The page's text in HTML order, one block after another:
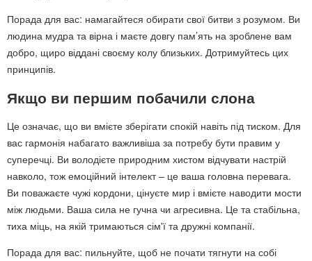
Порада для вас: намагайтеся обирати свої битви з розумом. Ви
людина мудра та вірна і маєте довгу пам’ять на зроблене вам
добро, щиро віддані своєму колу близьких. Дотримуйтесь цих
принципів.
Якщо ви першим побачили слона
Це означає, що ви вмієте зберігати спокій навіть під тиском. Для
вас гармонія набагато важливіша за потребу бути правим у
суперечці. Ви володієте природним хистом відчувати настрій
навколо, тож емоційний інтелект – це ваша головна перевага.
Ви поважаєте чужі кордони, цінуєте мир і вмієте наводити мости
між людьми. Ваша сила не гучна чи агресивна. Це та стабільна,
тиха міць, на якій тримаються сім'ї та дружні компанії.
Порада для вас: пильнуйте, щоб не почати тягнути на собі